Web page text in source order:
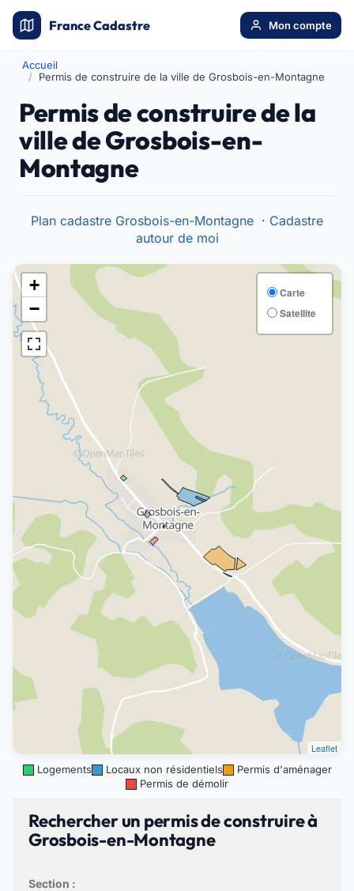
France Cadastre Mon compte
Accueil
Permis de construire de la ville de Grosbois-en-Montagne
Permis de construire de la
ville de Grosbois-en-
Montagne
Plan cadastre Grosbois-en-Montagne · Cadastre
autour de moi
+
−
Carte
Satellite
Leaflet
Logements
Locaux non résidentiels
Permis d'aménager
Permis de démolir
Rechercher un permis de construire à
Grosbois-en-Montagne
Section :